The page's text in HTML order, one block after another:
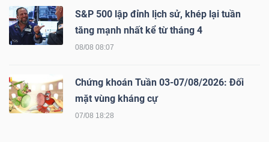
S&P 500 lập đỉnh lịch sử, khép lại tuần
tăng mạnh nhất kể từ tháng 4
08/08 08:07
Chứng khoán Tuần 03-07/08/2026: Đối
mặt vùng kháng cự
07/08 18:28
TRÁI
CÔNG